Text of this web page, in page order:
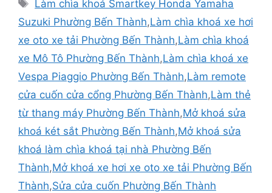
Làm chìa khoá Smartkey Honda Yamaha
Suzuki Phường Bến Thành,Làm chìa khoá xe hơi
xe oto xe tải Phường Bến Thành,Làm chìa khoá
xe Mô Tô Phường Bến Thành,Làm chìa khoá xe
Vespa Piaggio Phường Bến Thành,Làm remote
cửa cuốn cửa cổng Phường Bến Thành,Làm thẻ
từ thang máy Phường Bến Thành,Mở khoá sửa
khoá két sắt Phường Bến Thành,Mở khoá sửa
khoá làm chìa khoá tại nhà Phường Bến
Thành,Mở khoá xe hơi xe oto xe tải Phường Bến
Thành,Sửa cửa cuốn Phường Bến Thành